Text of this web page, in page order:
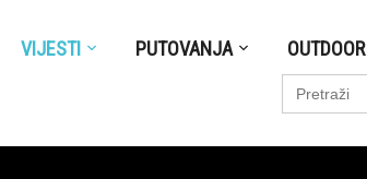
VIJESTI PUTOVANJA OUTDOOR
Search
for: